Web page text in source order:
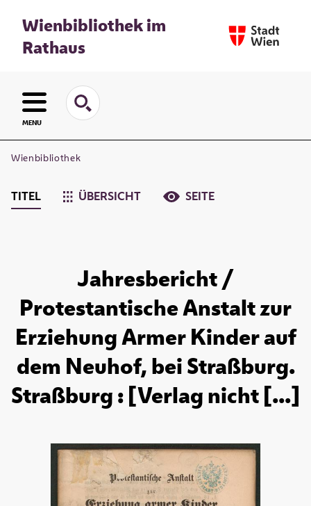
Wienbibliothek im
Rathaus
MENU
Wienbibliothek
TITEL ÜBERSICHT SEITE
Jahresbericht /
Protestantische Anstalt zur
Erziehung Armer Kinder auf
dem Neuhof, bei Straßburg.
Straßburg : [Verlag nicht [...]